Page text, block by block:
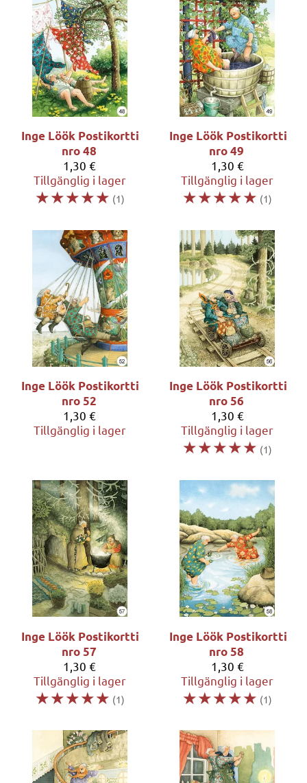
Inge Löök Postikortti
nro 48
1,30 €
Tillgänglig i lager
☆☆☆☆☆ (1)
Inge Löök Postikortti
nro 49
1,30 €
Tillgänglig i lager
☆☆☆☆☆ (1)
Inge Löök Postikortti
nro 52
1,30 €
Tillgänglig i lager
Inge Löök Postikortti
nro 56
1,30 €
Tillgänglig i lager
☆☆☆☆☆ (1)
Inge Löök Postikortti
nro 57
1,30 €
Tillgänglig i lager
☆☆☆☆☆ (1)
Inge Löök Postikortti
nro 58
1,30 €
Tillgänglig i lager
☆☆☆☆☆ (1)